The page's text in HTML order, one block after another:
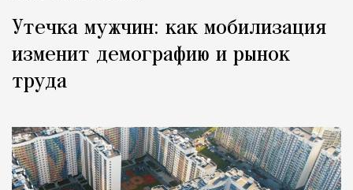
Утечка мужчин: как мобилизация
изменит демографию и рынок
труда